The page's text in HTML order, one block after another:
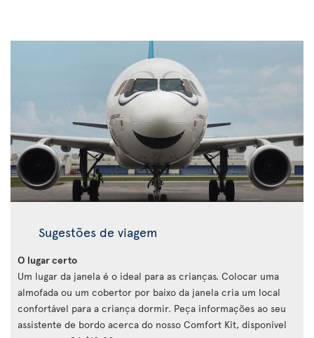
Sugestões de viagem
O lugar certo
Um lugar da janela é o ideal para as crianças. Colocar uma
almofada ou um cobertor por baixo da janela cria um local
confortável para a criança dormir. Peça informações ao seu
assistente de bordo acerca do nosso Comfort Kit, disponível